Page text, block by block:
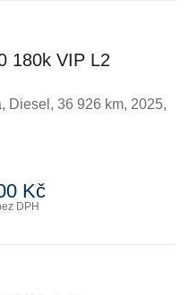
180k VIP L2
, Diesel , 36 926 km, 2025,
Kč
DPH